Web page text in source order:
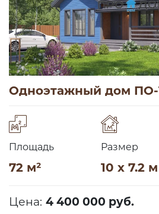
Одноэтажный дом ПО-
Площадь
72 м²
Размер
10 x 7.2 м
Цена: 4 400 000 руб.